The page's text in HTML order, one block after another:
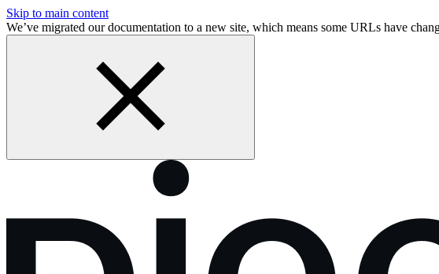
Skip to main content
We’ve migrated our documentation to a new site, which means some URLs have